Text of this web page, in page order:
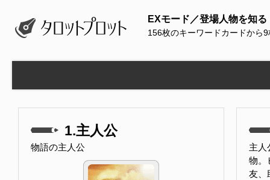
EXモード／登場人物を知る
156枚のキーワードカードから
1.主人公
物語の主人公
主人
物。
友、